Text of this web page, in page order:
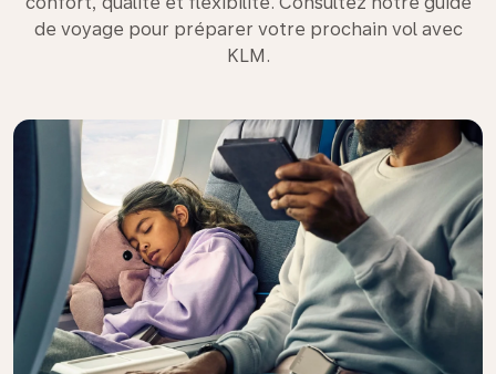
de voyage pour préparer votre prochain vol avec
KLM.